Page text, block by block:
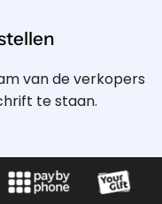
van de verkopers
te staan.